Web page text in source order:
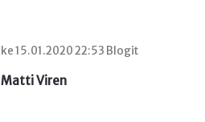
ke 15.01.2020 22:53 Blogit
Matti Viren